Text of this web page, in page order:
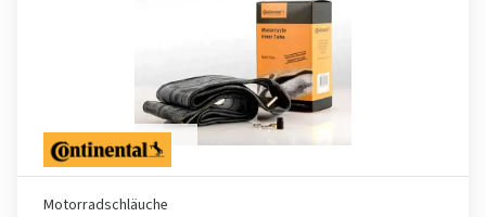
Motorradschläuche